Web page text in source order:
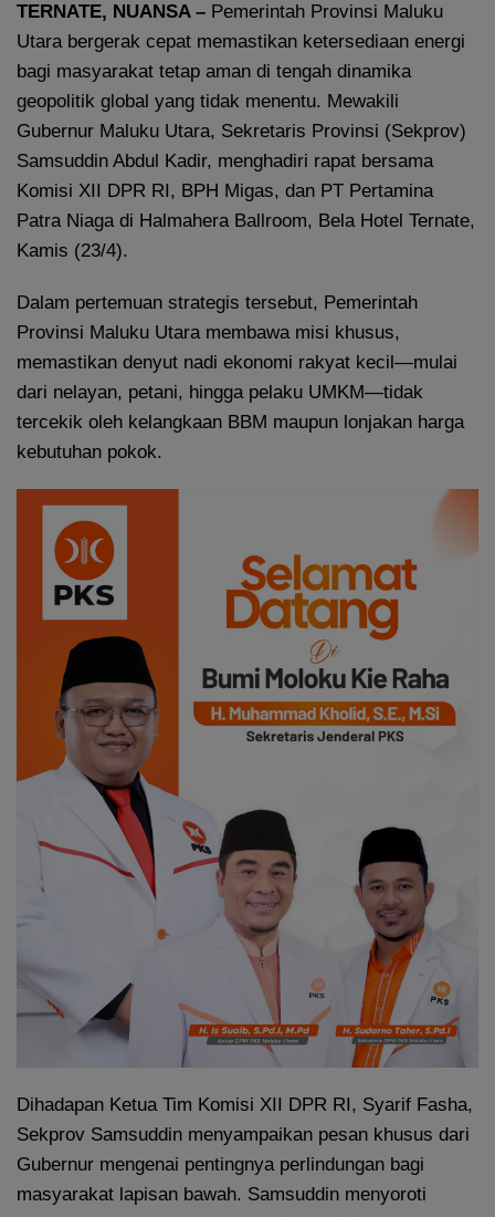
TERNATE, NUANSA – Pemerintah Provinsi Maluku
Utara bergerak cepat memastikan ketersediaan energi
bagi masyarakat tetap aman di tengah dinamika
geopolitik global yang tidak menentu. Mewakili
Gubernur Maluku Utara, Sekretaris Provinsi (Sekprov)
Samsuddin Abdul Kadir, menghadiri rapat bersama
Komisi XII DPR RI, BPH Migas, dan PT Pertamina
Patra Niaga di Halmahera Ballroom, Bela Hotel Ternate,
Kamis (23/4).
Dalam pertemuan strategis tersebut, Pemerintah
Provinsi Maluku Utara membawa misi khusus,
memastikan denyut nadi ekonomi rakyat kecil—mulai
dari nelayan, petani, hingga pelaku UMKM—tidak
tercekik oleh kelangkaan BBM maupun lonjakan harga
kebutuhan pokok.
Dihadapan Ketua Tim Komisi XII DPR RI, Syarif Fasha,
Sekprov Samsuddin menyampaikan pesan khusus dari
Gubernur mengenai pentingnya perlindungan bagi
masyarakat lapisan bawah. Samsuddin menyoroti